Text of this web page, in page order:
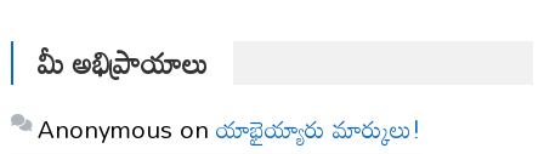
మీ అభిప్రాయాలు
Anonymous onయాభైయ్యారు మార్కులు!